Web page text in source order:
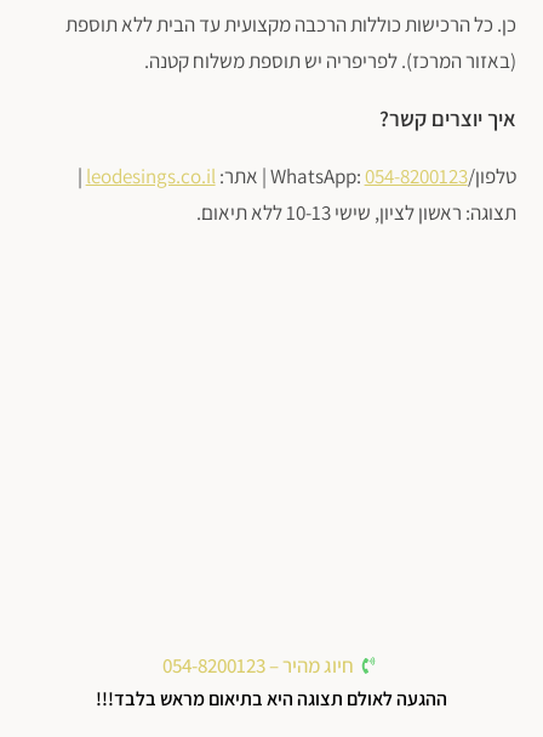
כן. כל הרכישות כוללות הרכבה מקצועית עד הבית ללא תוספת
(באזור המרכז). לפריפריה יש תוספת משלוח קטנה.
איך יוצרים קשר?
טלפון/WhatsApp:054-8200123 | אתר:leodesings.co.il
|
תצוגה: ראשון לציון, שישי 10-13 ללא תיאום.
חיוג מהיר – 054-8200123
ההגעה לאולם תצוגה היא בתיאום מראש בלבד!!!